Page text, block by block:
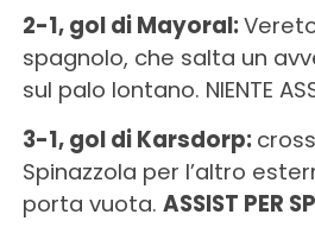
2-1, gol di Mayoral:
spagnolo, che salta un
sul palo lontano. NIENTE
3-1, gol di Karsdorp:
Spinazzola per l’altro
porta vuota. ASSIST PER